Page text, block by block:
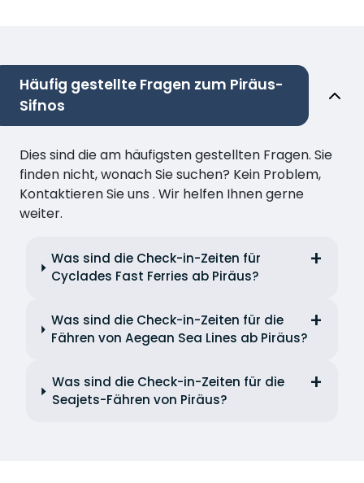
Häufig gestellte Fragen zum Piräus-
Sifnos
Dies sind die am häufigsten gestellten Fragen. Sie
finden nicht, wonach Sie suchen? Kein Problem,
Kontaktieren Sie uns . Wir helfen Ihnen gerne
weiter.
Was sind die Check-in-Zeiten für
Cyclades Fast Ferries ab Piräus?
Was sind die Check-in-Zeiten für die
Fähren von Aegean Sea Lines ab Piräus?
Was sind die Check-in-Zeiten für die
Seajets-Fähren von Piräus?